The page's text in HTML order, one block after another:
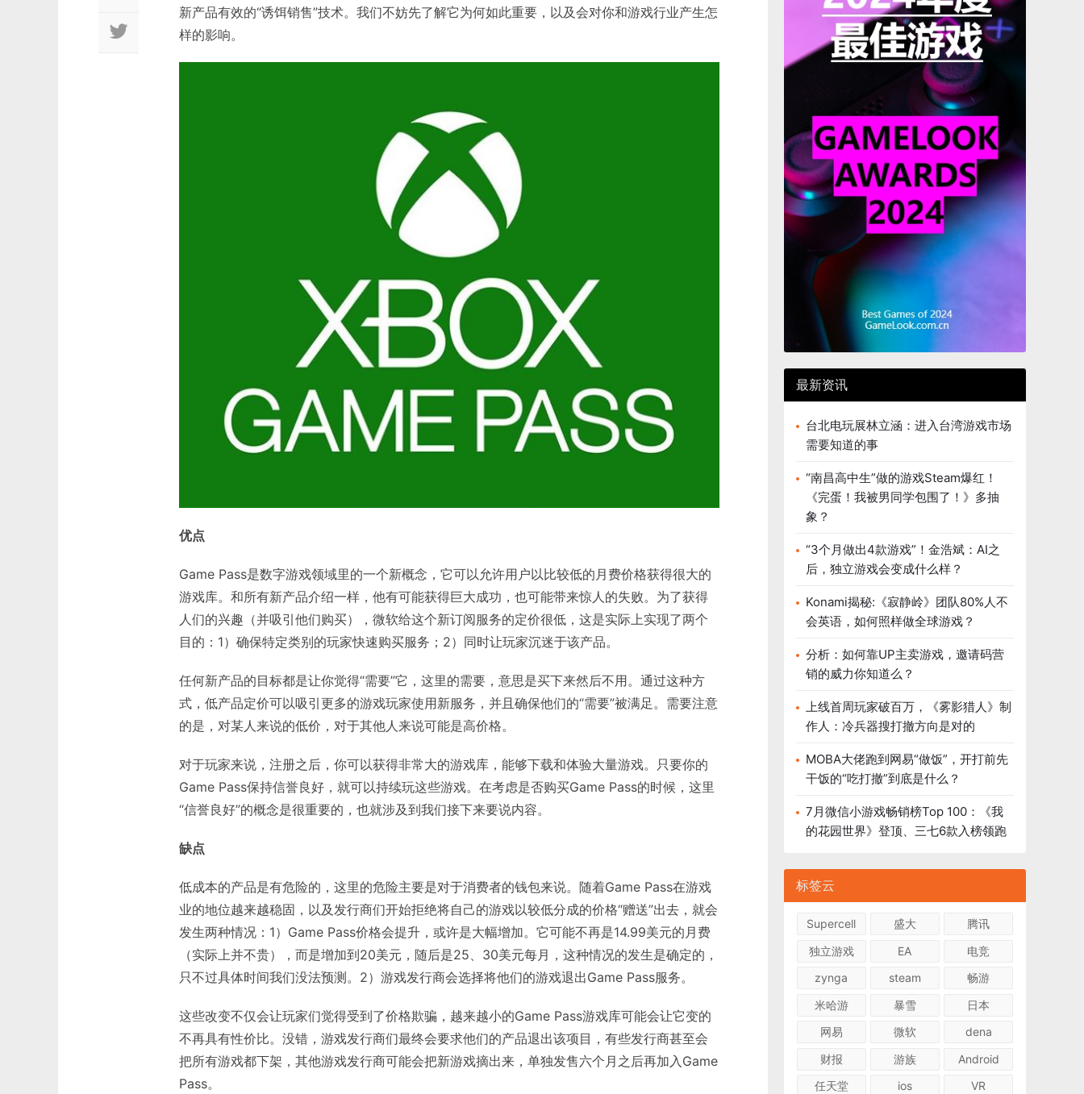
新产品有效的“诱饵销售”技术。我们不妨先了解它为何如此重要，以及会对你和游戏行业产生怎
样的影响。
优点
Game Pass是数字游戏领域里的一个新概念，它可以允许用户以比较低的月费价格获得很大的
游戏库。和所有新产品介绍一样，他有可能获得巨大成功，也可能带来惊人的失败。为了获得
人们的兴趣（并吸引他们购买），微软给这个新订阅服务的定价很低，这是实际上实现了两个
目的：1）确保特定类别的玩家快速购买服务；2）同时让玩家沉迷于该产品。
任何新产品的目标都是让你觉得“需要”它，这里的需要，意思是买下来然后不用。通过这种方
式，低产品定价可以吸引更多的游戏玩家使用新服务，并且确保他们的“需要”被满足。需要注意
的是，对某人来说的低价，对于其他人来说可能是高价格。
对于玩家来说，注册之后，你可以获得非常大的游戏库，能够下载和体验大量游戏。只要你的
Game Pass保持信誉良好，就可以持续玩这些游戏。在考虑是否购买Game Pass的时候，这里
“信誉良好”的概念是很重要的，也就涉及到我们接下来要说内容。
缺点
低成本的产品是有危险的，这里的危险主要是对于消费者的钱包来说。随着Game Pass在游戏
业的地位越来越稳固，以及发行商们开始拒绝将自己的游戏以较低分成的价格“赠送”出去，就会
发生两种情况：1）Game Pass价格会提升，或许是大幅增加。它可能不再是14.99美元的月费
（实际上并不贵），而是增加到20美元，随后是25、30美元每月，这种情况的发生是确定的，
只不过具体时间我们没法预测。2）游戏发行商会选择将他们的游戏退出Game Pass服务。
这些改变不仅会让玩家们觉得受到了价格欺骗，越来越小的Game Pass游戏库可能会让它变的
不再具有性价比。没错，游戏发行商们最终会要求他们的产品退出该项目，有些发行商甚至会
把所有游戏都下架，其他游戏发行商可能会把新游戏摘出来，单独发售六个月之后再加入Game
Pass。
最新资讯
台北电玩展林立涵：进入台湾游戏市场
需要知道的事
“南昌高中生”做的游戏Steam爆红！
《完蛋！我被男同学包围了！》多抽
象？
“3个月做出4款游戏”！金浩斌：AI之
后，独立游戏会变成什么样？
Konami揭秘:《寂静岭》团队80%人不
会英语，如何照样做全球游戏？
分析：如何靠UP主卖游戏，邀请码营
销的威力你知道么？
上线首周玩家破百万，《雾影猎人》制
作人：冷兵器搜打撤方向是对的
MOBA大佬跑到网易“做饭”，开打前先
干饭的“吃打撤”到底是什么？
7月微信小游戏畅销榜Top 100：《我
的花园世界》登顶、三七6款入榜领跑
标签云
Supercell 盛大
腾讯
独立游戏
EA
电竞
zynga
steam
畅游
米哈游
暴雪
日本
网易
微软
dena
财报
游族
Android
任天堂
ios
VR